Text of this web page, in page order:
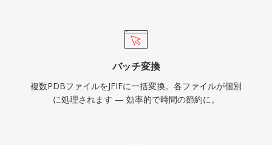
バッチ変換
複数PDBファイルをJFIFに一括変換。各ファイルが個別
に処理されます — 効率的で時間の節約に。